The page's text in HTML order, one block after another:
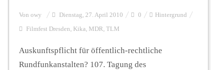
Von owy Dienstag, 27. April 2010 0 Hintergrund
Filmfest Dresden, Kika, MDR, TLM
Auskunftspflicht für öffentlich-rechtliche
Rundfunkanstalten? 107. Tagung des